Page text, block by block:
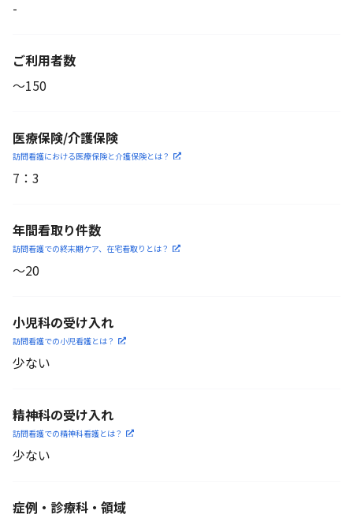
-
ご利用者数
〜150
医療保険/介護保険
訪問看護における医療保険と介護保険とは？
7 ： 3
年間看取り件数
訪問看護での終末期ケア、 在宅看取りとは？
〜20
小児科の受け入れ
訪問看護での小児看護とは？
少ない
精神科の受け入れ
訪問看護での精神科看護とは？
少ない
症例・診療科・ 領域